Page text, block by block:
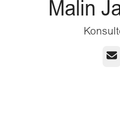
Malin
E-